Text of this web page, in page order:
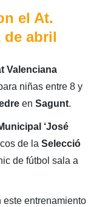
el At.
de abril
Valenciana
niñas entre 8 y
en Sagunt.
‘José
de la Selecció
de fútbol sala a
entrenamiento